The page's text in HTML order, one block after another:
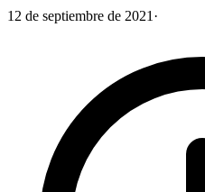
12 de septiembre de 2021 ·